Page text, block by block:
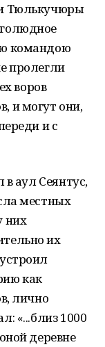
Тюлькучюры
командою
пролегли
воров
и могут они,
и с
в аул Сеянтус,
местных
них
их
как
лично
«...близ 1000
деревне